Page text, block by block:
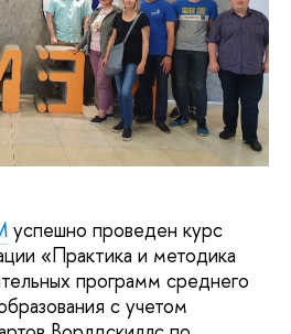
успешно проведен курс
«Практика и методика
программ среднего
с учетом